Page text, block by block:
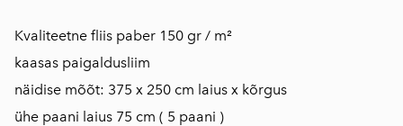
Kvaliteetne fliis paber 150 gr / m²
kaasas paigaldusliim
näidise mõõt: 375 x 250 cm laius x kõrgus
ühe paani laius 75 cm ( 5 paani )